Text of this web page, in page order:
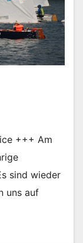
+++ Am
sind wieder
uns auf